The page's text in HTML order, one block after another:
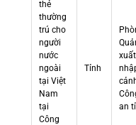
thẻ
thường
trú cho
người
nước
ngoài
tại Việt
Nam
tại
Công
Tỉnh
xuất
an